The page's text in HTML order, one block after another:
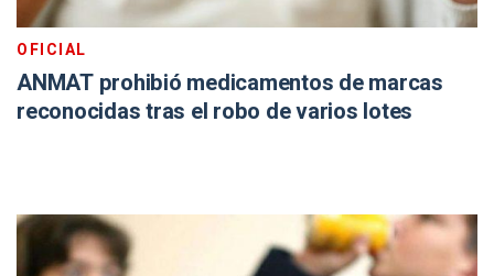
OFICIAL
ANMAT prohibió medicamentos de marcas
reconocidas tras el robo de varios lotes